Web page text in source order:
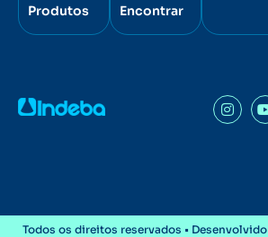
Produtos
Encontrar
Todos os direitos reservados •